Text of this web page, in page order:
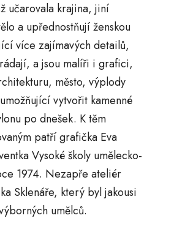
učarovala krajina, jiní
a upřednostňují ženskou
více zajímavých detailů,
a jsou malíři i grafici,
město, výplody
vytvořit kamenné
po dnešek. K těm
patří grafička Eva
Vysoké školy umělecko-
1974. Nezapře ateliér
Sklenáře, který byl jakousi
umělců.